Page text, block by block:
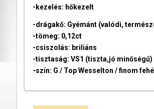
-kezelés: hőkezelt
-drágakő: Gyémánt (valódi,
-tömeg: 0,12ct
-csiszolás: briliáns
-tisztaság: VS1 (tiszta,jó minőségű)
-szín: G / Top Wesselton / finom